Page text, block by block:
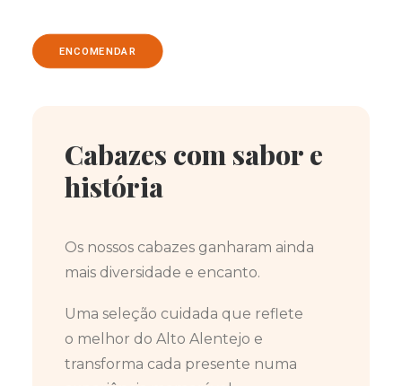
ENCOMENDAR
Cabazes com sabor e
história
Os nossos cabazes ganharam ainda
mais diversidade e encanto.
Uma seleção cuidada que reflete
o melhor do Alto Alentejo e
transforma cada presente numa